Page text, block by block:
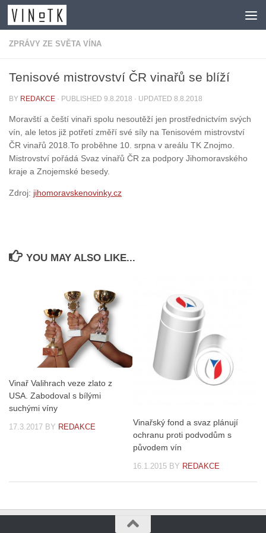
Skip to content
ZPRÁVY ZE SVĚTA VÍNA
Tenisové mistrovství ČR vinařů se blíží
BY REDAKCE · PUBLISHED 9.8.2018 · UPDATED 8.8.2018
Moravští a čeští vinaři spolu nesoutěží jen prostřednictvím svých
vín, ale letos již potřetí změří své síly na Tenisovém mistrovství
ČR vinařů 2018.To proběhne 10. srpna v areálu TK Znojmo.
Mistrovství pořádá Svaz vinařů ČR za podpory Jihomoravského
kraje a Znojemské besedy.
Zdroj: jihomoravskenovinky.cz
YOU MAY ALSO LIKE...
Vinař Valihrach veze zlato z
USA. Zabodoval s bílými
suchými víny
17.3.2017 BY REDAKCE
Vinařský fond a svaz plánují
ochranu proti podvodům s
původem vín
16.1.2015 BY REDAKCE